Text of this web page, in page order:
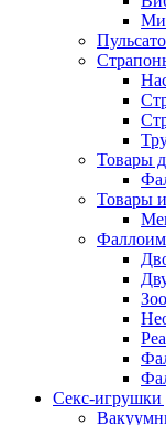
Товары
Товары
Секс-